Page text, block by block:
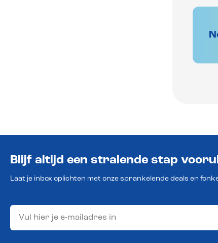
Blijf altijd een stralende stap
Laat je inbox oplichten met onze sprankelende deals en